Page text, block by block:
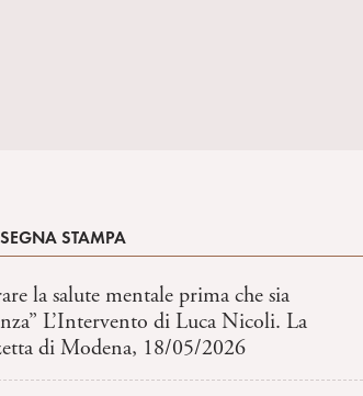
STAMPA
la salute mentale prima che sia
L’Intervento di Luca Nicoli. La
di Modena, 18/05/2026